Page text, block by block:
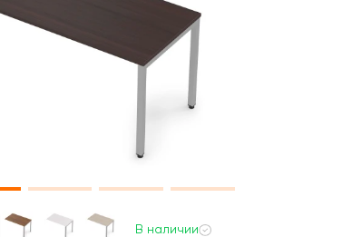
В наличии